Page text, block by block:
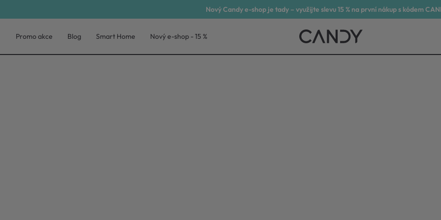
Nový Candy e-shop je tady – využijte slevu 15 % na první nákup s kódem
Promo akce Blog Smart Home Nový e-shop - 15 %